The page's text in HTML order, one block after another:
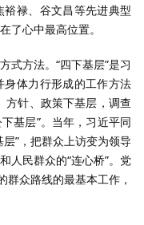
禄、谷文昌等先进典型
了心中最高位置。
式方法。“四下基层”是习
体力行形成的工作方法
方针、政策下基层，调查
基层”。当年，习近平同
”，把群众上访变为领导
人民群众的“连心桥”。党
群众路线的最基本工作，